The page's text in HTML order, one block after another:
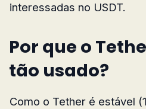
interessadas no USDT.
Por que o
tão usado?
Como o Tether é estável